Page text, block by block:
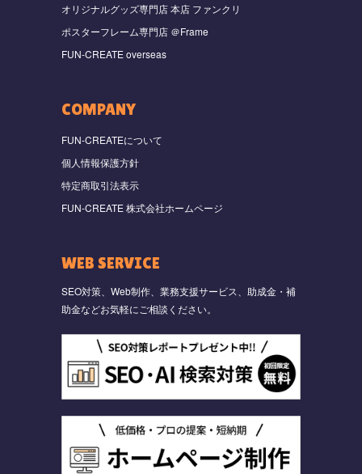
オリジナルグッズ専門店 本店 ファンクリ
ポスターフレーム専門店 ＠Frame
FUN-CREATE overseas
COMPANY
FUN-CREATEについて
個人情報保護方針
特定商取引法表示
FUN-CREATE 株式会社ホームページ
WEB SERVICE
SEO対策、Web制作、業務支援サービス、助成金・補
助金などお気軽にご相談ください。